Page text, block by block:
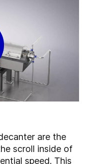
are the
scroll inside of
speed. This